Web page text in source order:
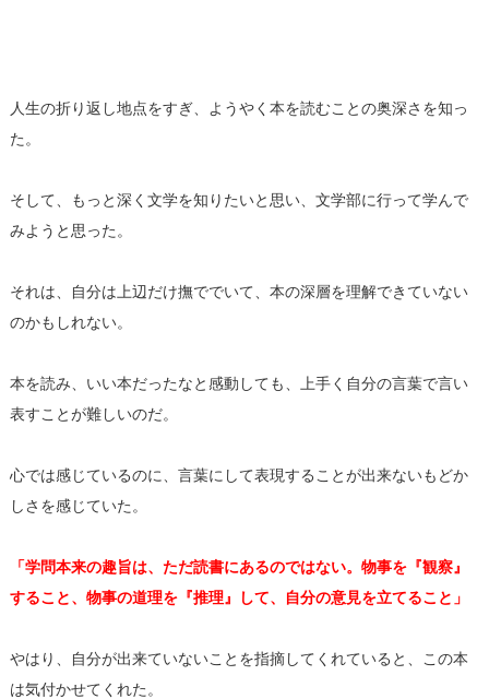
人生の折り返し地点をすぎ、ようやく本を読むことの奥深さを知っ
た。
そして、もっと深く文学を知りたいと思い、文学部に行って学んで
みようと思った。
それは、自分は上辺だけ撫ででいて、本の深層を理解できていない
のかもしれない。
本を読み、いい本だったなと感動しても、上手く自分の言葉で言い
表すことが難しいのだ。
心では感じているのに、言葉にして表現することが出来ないもどか
しさを感じていた。
「学問本来の趣旨は、ただ読書にあるのではない。物事を『観察』
すること、物事の道理を『推理』して、自分の意見を立てること」
やはり、自分が出来ていないことを指摘してくれていると、この本
は気付かせてくれた。